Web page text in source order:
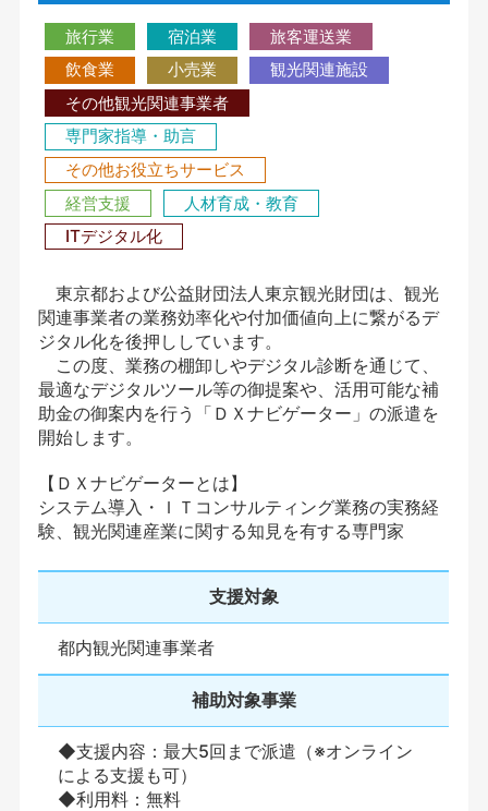
旅行業 宿泊業
旅客運送業
飲食業
小売業
観光関連施設
その他観光関連事業者
専門家指導・助言
その他お役立ちサービス
経営支援
人材育成・教育
ITデジタル化
東京都および公益財団法人東京観光財団は、観光
関連事業者の業務効率化や付加価値向上に繋がるデ
ジタル化を後押ししています。
この度、業務の棚卸しやデジタル診断を通じて、
最適なデジタルツール等の御提案や、活用可能な補
助金の御案内を行う「ＤＸナビゲーター」の派遣を
開始します。
【ＤＸナビゲーターとは】
システム導入・ＩＴコンサルティング業務の実務経
験、観光関連産業に関する知見を有する専門家
支援対象
都内観光関連事業者
補助対象事業
◆支援内容：最大5回まで派遣（※オンライン
による支援も可）
◆利用料：無料